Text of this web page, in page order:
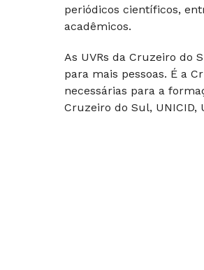
periódicos científicos,
acadêmicos.
As UVRs da Cruzeiro do
para mais pessoas. É a
necessárias para a
Cruzeiro do Sul, UNICID,